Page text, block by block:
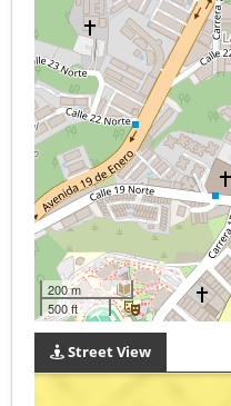
200 m
500 ft
Street View